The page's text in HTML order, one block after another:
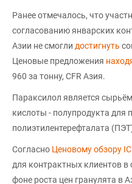
Ранее отмечалось, что
согласованию январских
Азии не смогли достигнуть
Ценовые предложения
960 за тонну, CFR Азия.
Параксилол является
кислоты - полупродукта для
полиэтилентерефталата
Согласно Ценовому обзору
для контрактных клиентов
фоне роста цен гранулята в